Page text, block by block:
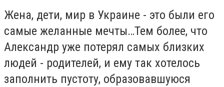
Жена, дети, мир в Украине - это были его
самые желанные мечты…Тем более, что
Александр уже потерял самых близких
людей - родителей, и ему так хотелось
заполнить пустоту, образовавшуюся